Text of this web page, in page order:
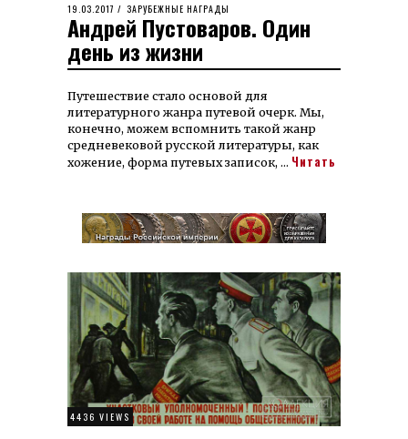
POSTED
ON
19.03.2017 29.11.2021
ЗАРУБЕЖНЫЕ НАГРАДЫ
Андрей Пустоваров. Один
день из жизни
Путешествие стало основой для
литературного жанра путевой очерк. Мы,
конечно, можем вспомнить такой жанр
средневековой русской литературы, как
хожение, форма путевых записок, … Читать
4436 VIEWS